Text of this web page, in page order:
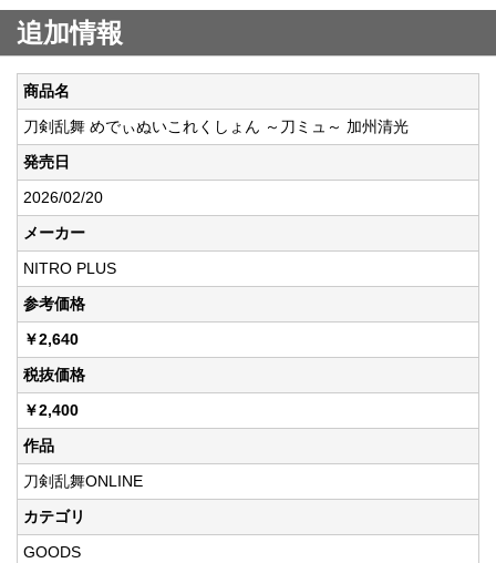
追加情報
商品名
刀剣乱舞 めでぃぬいこれくしょん ～刀ミュ～ 加州清光
発売日
2026/02/20
メーカー
NITRO PLUS
参考価格
￥2,640
税抜価格
￥2,400
作品
刀剣乱舞ONLINE
カテゴリ
GOODS